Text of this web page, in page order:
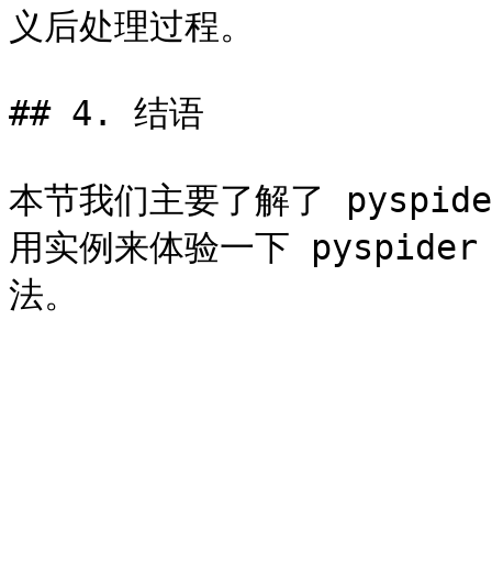
义后处理过程。
## 4. 结语
本节我们主要了解了
用实例来体验一下 pyspider